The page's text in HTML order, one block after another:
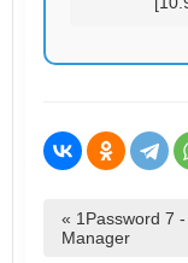
« 1Password 7
Manager